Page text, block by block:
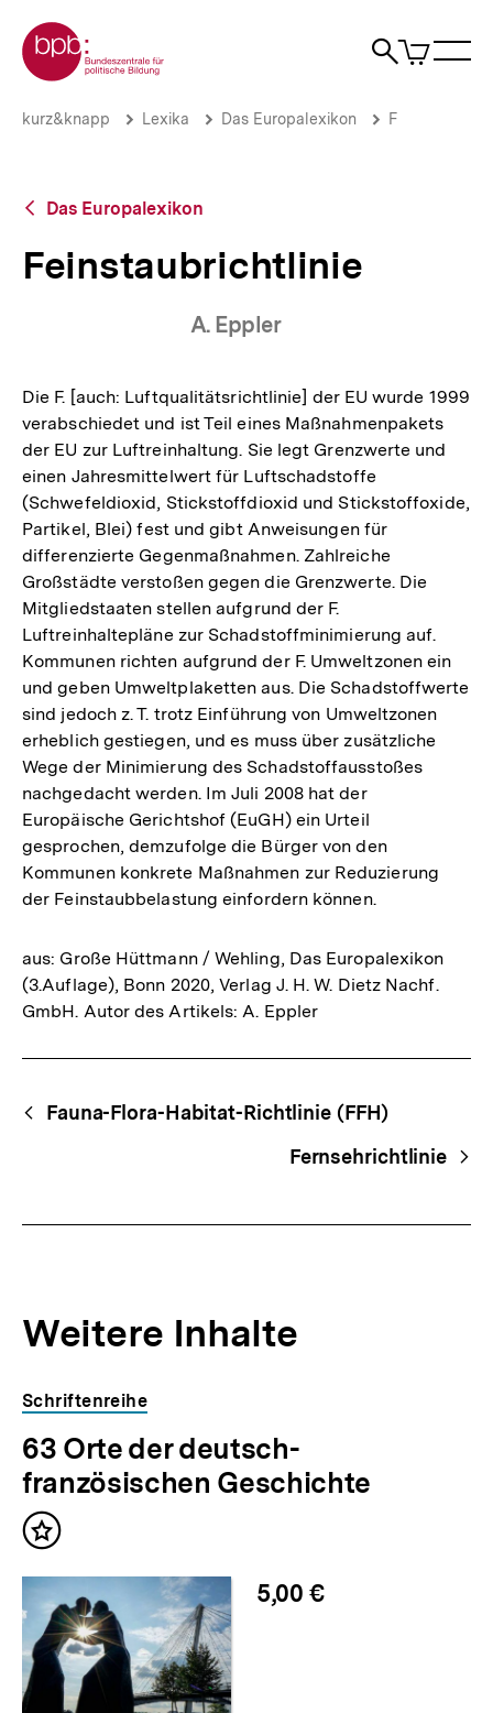
zum
Seiteninhalt
springen
Zur Startseite der bpb
Suche
Artikel
im
Feinstaubrichtlinie
Brotkrümelnavigation
Pfadnavigation
kurz&knapp Lexika Das Europalexikon F
Zurück
Übersicht
Das Europalexikon
Feinstaubrichtlinie
A. Eppler
Die F. [auch: Luftqualitätsrichtlinie] der EU wurde 1999
verabschiedet und ist Teil eines Maßnahmenpakets
der EU zur Luftreinhaltung. Sie legt Grenzwerte und
einen Jahresmittelwert für Luftschadstoffe
(Schwefeldioxid, Stickstoffdioxid und Stickstoffoxide,
Partikel, Blei) fest und gibt Anweisungen für
differenzierte Gegenmaßnahmen. Zahlreiche
Großstädte verstoßen gegen die Grenzwerte. Die
Mitgliedstaaten stellen aufgrund der F.
Luftreinhaltepläne zur Schadstoffminimierung auf.
Kommunen richten aufgrund der F. Umweltzonen ein
und geben Umweltplaketten aus. Die Schadstoffwerte
sind jedoch z. T. trotz Einführung von Umweltzonen
erheblich gestiegen, und es muss über zusätzliche
Wege der Minimierung des Schadstoffausstoßes
nachgedacht werden. Im Juli 2008 hat der
Europäische Gerichtshof (EuGH) ein Urteil
gesprochen, demzufolge die Bürger von den
Kommunen konkrete Maßnahmen zur Reduzierung
der Feinstaubbelastung einfordern können.
aus: Große Hüttmann / Wehling, Das Europalexikon
(3.Auflage), Bonn 2020, Verlag J. H. W. Dietz Nachf.
GmbH. Autor des Artikels: A. Eppler
Begriffsnavigation
Content-
Navigation
Fauna-Flora-Habitat-Richtlinie (FFH)
Fernsehrichtlinie
Weitere Inhalte
Inhaltskarousell
für
weitere
Inhalte
Inhaltskarussell
überspringen
Schriftenreihe
63 Orte der deutsch-
französischen Geschichte
Inhalt
5,00 €